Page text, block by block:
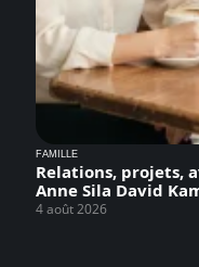
FAMILLE
Relations, projets,
Anne Sila David
4 août 2026